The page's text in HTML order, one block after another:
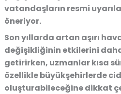
vatandaşların resmi
öneriyor.
Son yıllarda artan aşırı
değişikliğinin etkilerini
getirirken, uzmanlar kısa
özellikle büyükşehirlerde
oluşturabileceğine dikkat